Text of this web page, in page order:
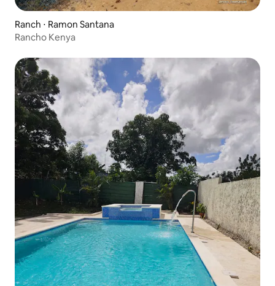
Ranch ⋅ Ramon Santana
Rancho Kenya